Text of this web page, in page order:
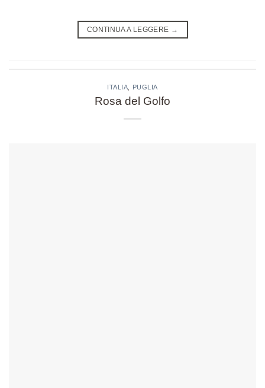
CONTINUA A LEGGERE →
ITALIA, PUGLIA
Rosa del Golfo